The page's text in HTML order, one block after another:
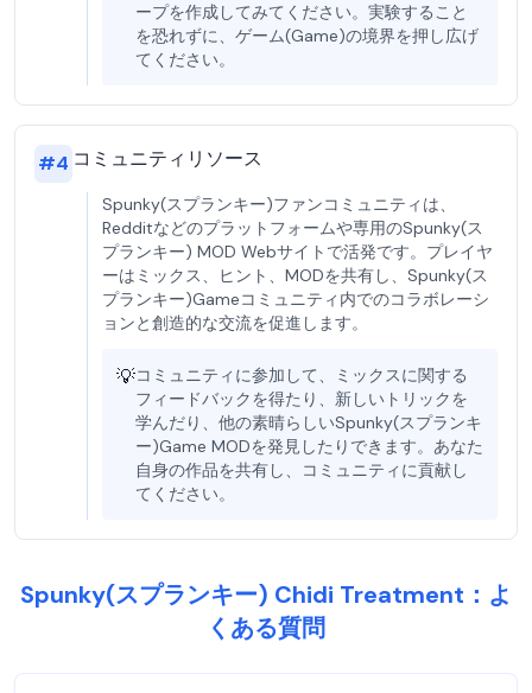
ープを作成してみてください。実験すること
を恐れずに、ゲーム(Game)の境界を押し広げ
てください。
#4 コミュニティリソース
Spunky(スプランキー)ファンコミュニティは、
Redditなどのプラットフォームや専用のSpunky(ス
プランキー) MOD Webサイトで活発です。プレイヤ
ーはミックス、ヒント、MODを共有し、Spunky(ス
プランキー)Gameコミュニティ内でのコラボレーシ
ョンと創造的な交流を促進します。
💡コミュニティに参加して、ミックスに関する
フィードバックを得たり、新しいトリックを
学んだり、他の素晴らしいSpunky(スプランキ
ー)Game MODを発見したりできます。あなた
自身の作品を共有し、コミュニティに貢献し
てください。
Spunky(スプランキー) Chidi Treatment：よ
くある質問